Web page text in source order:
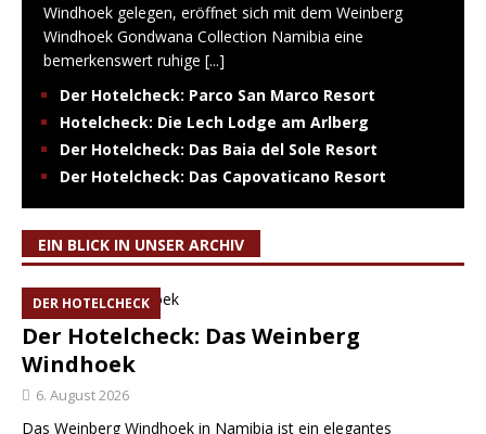
Windhoek gelegen, eröffnet sich mit dem Weinberg
Windhoek Gondwana Collection Namibia eine
bemerkenswert ruhige [...]
Der Hotelcheck: Parco San Marco Resort
Hotelcheck: Die Lech Lodge am Arlberg
Der Hotelcheck: Das Baia del Sole Resort
Der Hotelcheck: Das Capovaticano Resort
EIN BLICK IN UNSER ARCHIV
DER HOTELCHECK
Der Hotelcheck: Das Weinberg
Windhoek
6. August 2026
Das Weinberg Windhoek in Namibia ist ein elegantes